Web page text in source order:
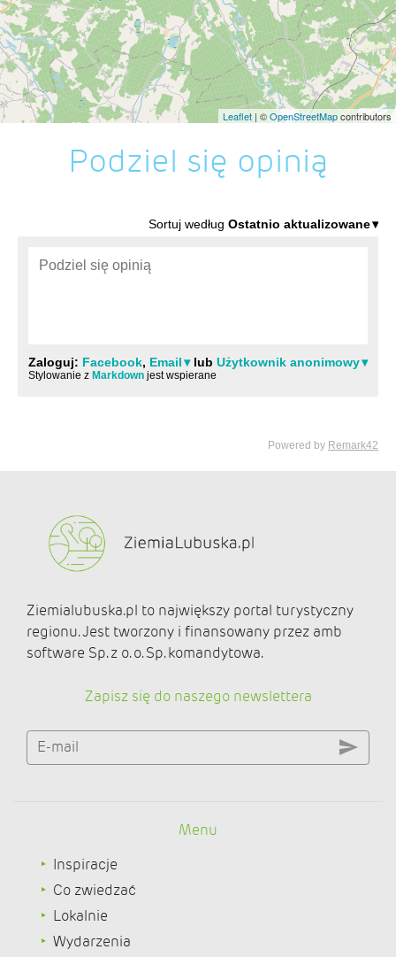
Leaflet | ©OpenStreetMapcontributors
Podziel się opinią
Ziemialubuska.pl to największy portal turystyczny
regionu. Jest tworzony i finansowany przez amb
software Sp. z o. o. Sp. komandytowa.
Zapisz się do naszego newslettera
E-mail
Menu
Inspiracje
Co zwiedzać
Lokalnie
Wydarzenia